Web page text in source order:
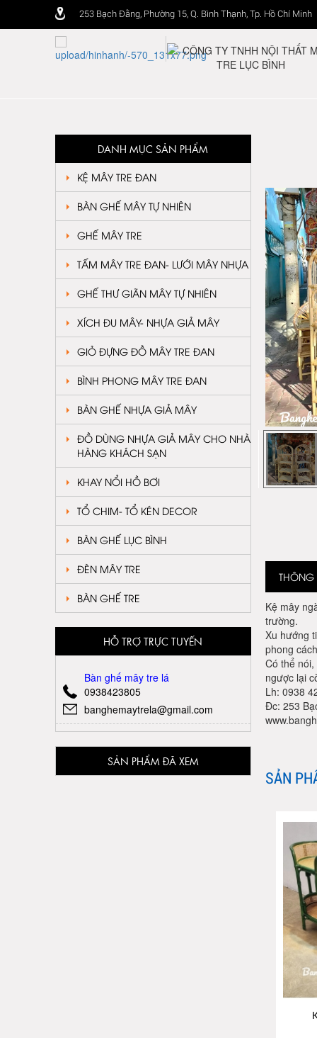
253 Bạch Đằng, Phường 15, Q. Bình Thạnh, Tp. Hồ Chí Minh
DANH MỤC SẢN PHẨM
KỆ MÂY TRE ĐAN
BÀN GHẾ MÂY TỰ NHIÊN
GHẾ MÂY TRE
TẤM MÂY TRE ĐAN- LƯỚI MÂY NHỰA
GHẾ THƯ GIÃN MÂY TỰ NHIÊN
XÍCH ĐU MÂY- NHỰA GIẢ MÂY
GIỎ ĐỰNG ĐỒ MÂY TRE ĐAN
BÌNH PHONG MÂY TRE ĐAN
BÀN GHẾ NHỰA GIẢ MÂY
ĐỒ DÙNG NHỰA GIẢ MÂY CHO NHÀ
HÀNG KHÁCH SẠN
KHAY NỔI HỒ BƠI
TỔ CHIM- TỔ KÉN DECOR
BÀN GHẾ LỤC BÌNH
ĐÈN MÂY TRE
BÀN GHẾ TRE
HỖ TRỢ TRỰC TUYẾN
Bàn ghế mây tre lá
0938423805
banghemaytrela@gmail.com
SẢN PHẨM ĐÃ XEM
THÔNG
Kệ mây
trường.
Xu hướng
phong
Có thể
ngược lại
Lh: 0938
Đc: 253
SẢN